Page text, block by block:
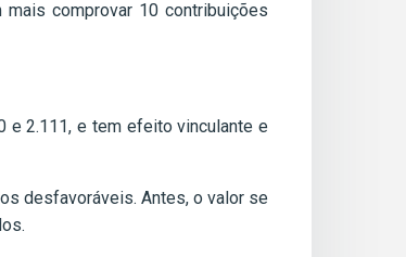
comprovar 10 contribuições
e 2.111, e tem efeito vinculante e
desfavoráveis. Antes, o valor se